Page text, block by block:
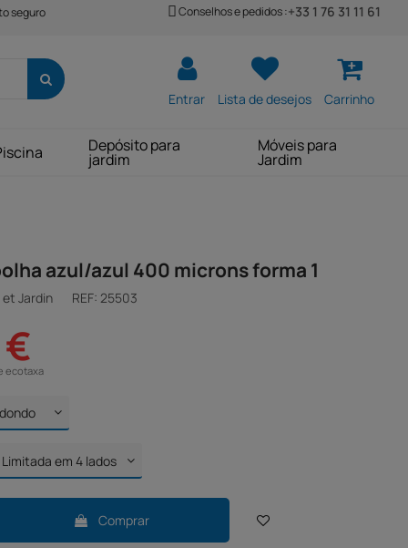
seguro Conselhos e pedidos :+33 1 76 31 11 61
Entrar Lista de desejos Carrinho
Depósito para
jardim
Móveis para
Jardim
azul/azul 400 microns forma 1
Jardin REF: 25503
ecotaxa
Comprar